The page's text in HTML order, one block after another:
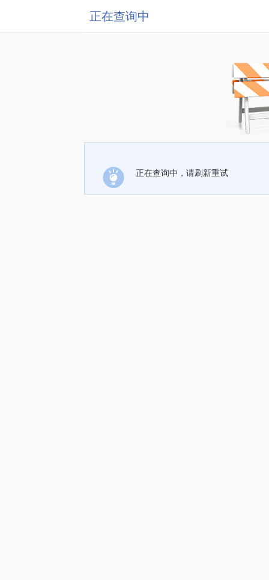
正在查询中
正在查询中，请刷新重试